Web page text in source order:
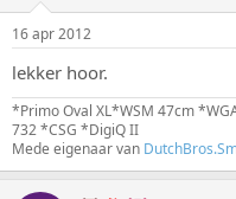
16 apr 2012
lekker hoor.
*Primo Oval XL*WSM 47cm
732 *CSG *DigiQ II
Mede eigenaar van